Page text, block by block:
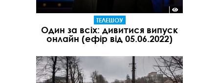
ТЕЛЕШОУ
Один за всіх: дивитися випуск
онлайн (ефір від 05.06.2022)